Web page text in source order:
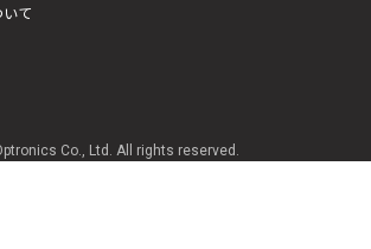
いて
Co., Ltd. All rights reserved.